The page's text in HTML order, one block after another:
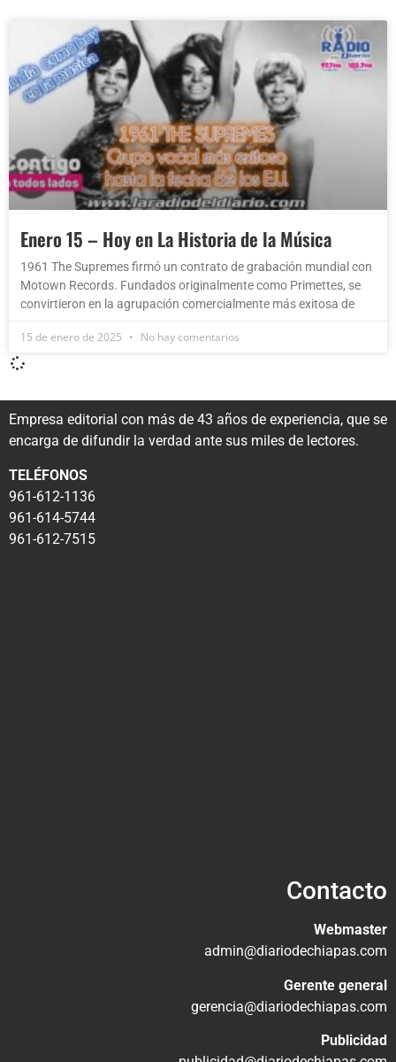
Enero 15 – Hoy en La Historia de la Música
1961 The Supremes firmó un contrato de grabación mundial con
Motown Records. Fundados originalmente como Primettes, se
convirtieron en la agrupación comercialmente más exitosa de
15 de enero de 2025 No hay comentarios
Empresa editorial con más de 43 años de experiencia, que se
encarga de difundir la verdad ante sus miles de lectores.
TELÉFONOS
961-612-1136
961-614-5744
961-612-7515
Contacto
Webmaster
admin@diariodechiapas.com
Gerente general
gerencia@diariodechiapas.com
Publicidad